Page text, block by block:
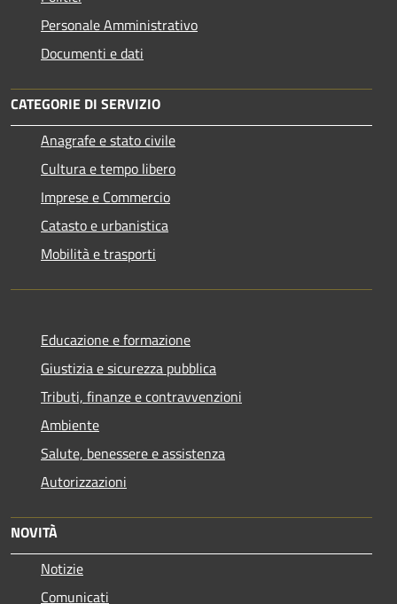
Personale Amministrativo
Documenti e dati
CATEGORIE DI SERVIZIO
Anagrafe e stato civile
Cultura e tempo libero
Imprese e Commercio
Catasto e urbanistica
Mobilità e trasporti
Educazione e formazione
Giustizia e sicurezza pubblica
Tributi, finanze e contravvenzioni
Ambiente
Salute, benessere e assistenza
Autorizzazioni
NOVITÀ
Notizie
Comunicati